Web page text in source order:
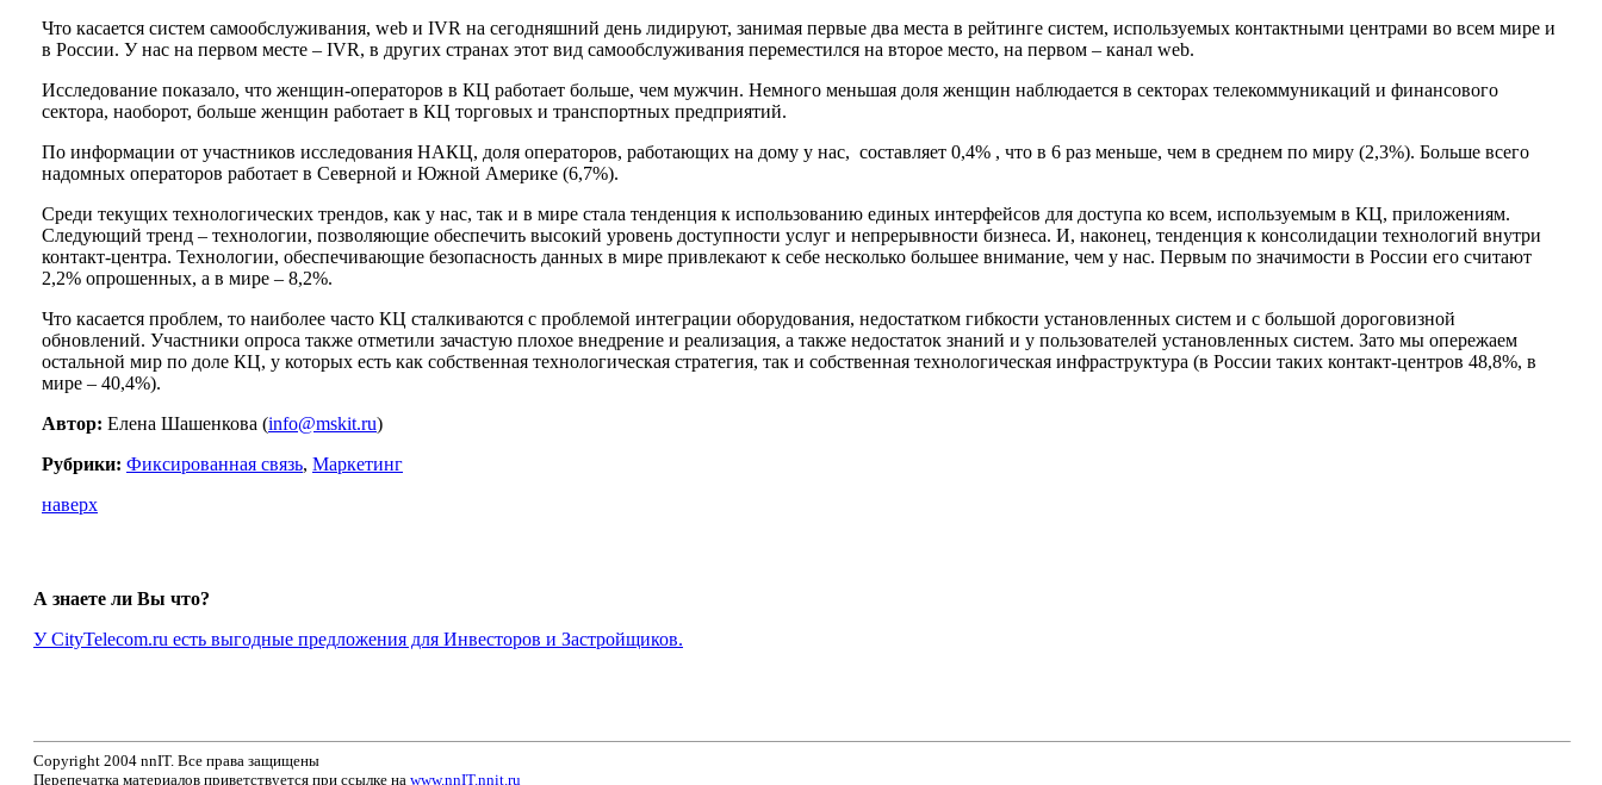
Что касается систем самообслуживания, web и IVR на сегодняшний день лидируют, занимая первые два места в рейтинге систем, используемых контактными центрами во всем мире и
в России. У нас на первом месте – IVR, в других странах этот вид самообслуживания переместился на второе место, на первом – канал web.
Исследование показало, что женщин-операторов в КЦ работает больше, чем мужчин. Немного меньшая доля женщин наблюдается в секторах телекоммуникаций и финансового
сектора, наоборот, больше женщин работает в КЦ торговых и транспортных предприятий.
По информации от участников исследования НАКЦ, доля операторов, работающих на дому у нас, составляет 0,4% , что в 6 раз меньше, чем в среднем по миру (2,3%). Больше всего
надомных операторов работает в Северной и Южной Америке (6,7%).
Среди текущих технологических трендов, как у нас, так и в мире стала тенденция к использованию единых интерфейсов для доступа ко всем, используемым в КЦ, приложениям.
Следующий тренд – технологии, позволяющие обеспечить высокий уровень доступности услуг и непрерывности бизнеса. И, наконец, тенденция к консолидации технологий внутри
контакт-центра. Технологии, обеспечивающие безопасность данных в мире привлекают к себе несколько большее внимание, чем у нас. Первым по значимости в России его считают
2,2% опрошенных, а в мире – 8,2%.
Что касается проблем, то наиболее часто КЦ сталкиваются с проблемой интеграции оборудования, недостатком гибкости установленных систем и с большой дороговизной
обновлений. Участники опроса также отметили зачастую плохое внедрение и реализация, а также недостаток знаний и у пользователей установленных систем. Зато мы опережаем
остальной мир по доле КЦ, у которых есть как собственная технологическая стратегия, так и собственная технологическая инфраструктура (в России таких контакт-центров 48,8%, в
мире – 40,4%).
Автор: Елена Шашенкова (info@mskit.ru)
Рубрики: Фиксированная связь, Маркетинг
наверх
А знаете ли Вы что?
У CityTelecom.ru есть выгодные предложения для Инвесторов и Застройщиков.
Copyright 2004 nnIT. Все права защищены
Перепечатка материалов приветствуется при ссылке на www.nnIT.nnit.ru